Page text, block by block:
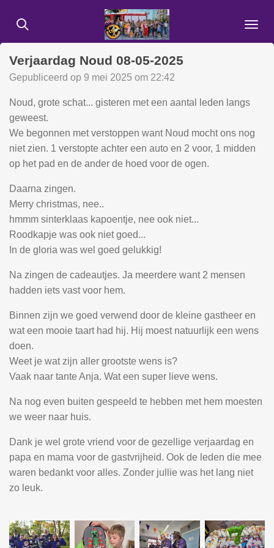
direct
naar
de
hoofdinhoud
Verjaardag Noud 08-05-2025
Gepubliceerd op 9 mei 2025 om 22:42
Noud, grote schat... gisteren met een aantal leden langs
geweest.
We begonnen met verstoppen want Noud mocht ons nog
niet zien. 1 verstopte achter een auto en 2 voor, 1 midden
op het pad en de ander de hoed voor de ogen.
Daarna zingen.
Merry christmas, nee..
hmmm sinterklaas kapoentje, nee ook niet...
Roodkapje was ook niet goed...
In de gloria was wel goed gelukkig!
Na zingen de cadeautjes. Ja meerdere want 2 mensen
hadden iets vast voor hem.
Binnen zijn we goed verwend door de kleine gastheer en
wat een mooie taart had hij. Hij moest natuurlijk een wens
doen.
Weet je wat zijn aller grootste wens is?
Vaak naar tante Anja. Wat een super lieve wens.
Na nog even buiten gespeeld te hebben met hem moesten
we weer naar huis.
Dank je wel grote vriend voor de gezellige verjaardag en
papa en mama voor de gastvrijheid. Ook de leden die mee
waren bedankt voor alles. Zonder jullie was het lang niet
zo leuk.